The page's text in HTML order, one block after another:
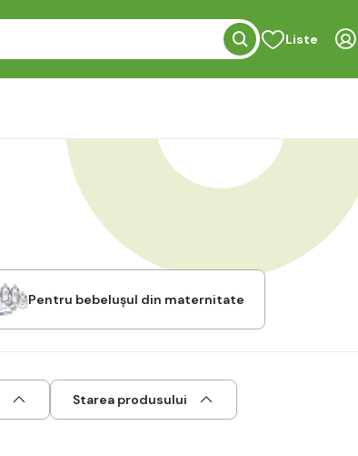
Liste
Pentru bebelușul din maternitate
Starea produsului